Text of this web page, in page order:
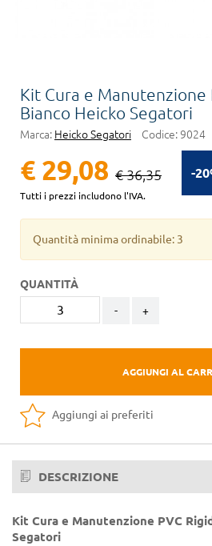
Kit Cura e Manutenzione
Bianco Heicko Segatori
Marca: Heicko Segatori Codice: 9024
-
€ 29,08 € 36,35
Tutti i prezzi includono l'IVA.
Quantità minima ordinabile: 3
QUANTITÀ
- +
AGGIUNGI AL
Aggiungi ai preferiti
DESCRIZIONE
Kit Cura e Manutenzione PVC
Segatori